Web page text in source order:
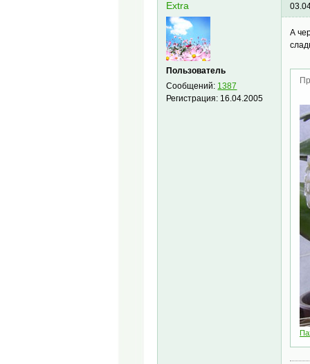
Extra
Пользователь
Сообщений: 1387
Регистрация: 16.04.2005
А